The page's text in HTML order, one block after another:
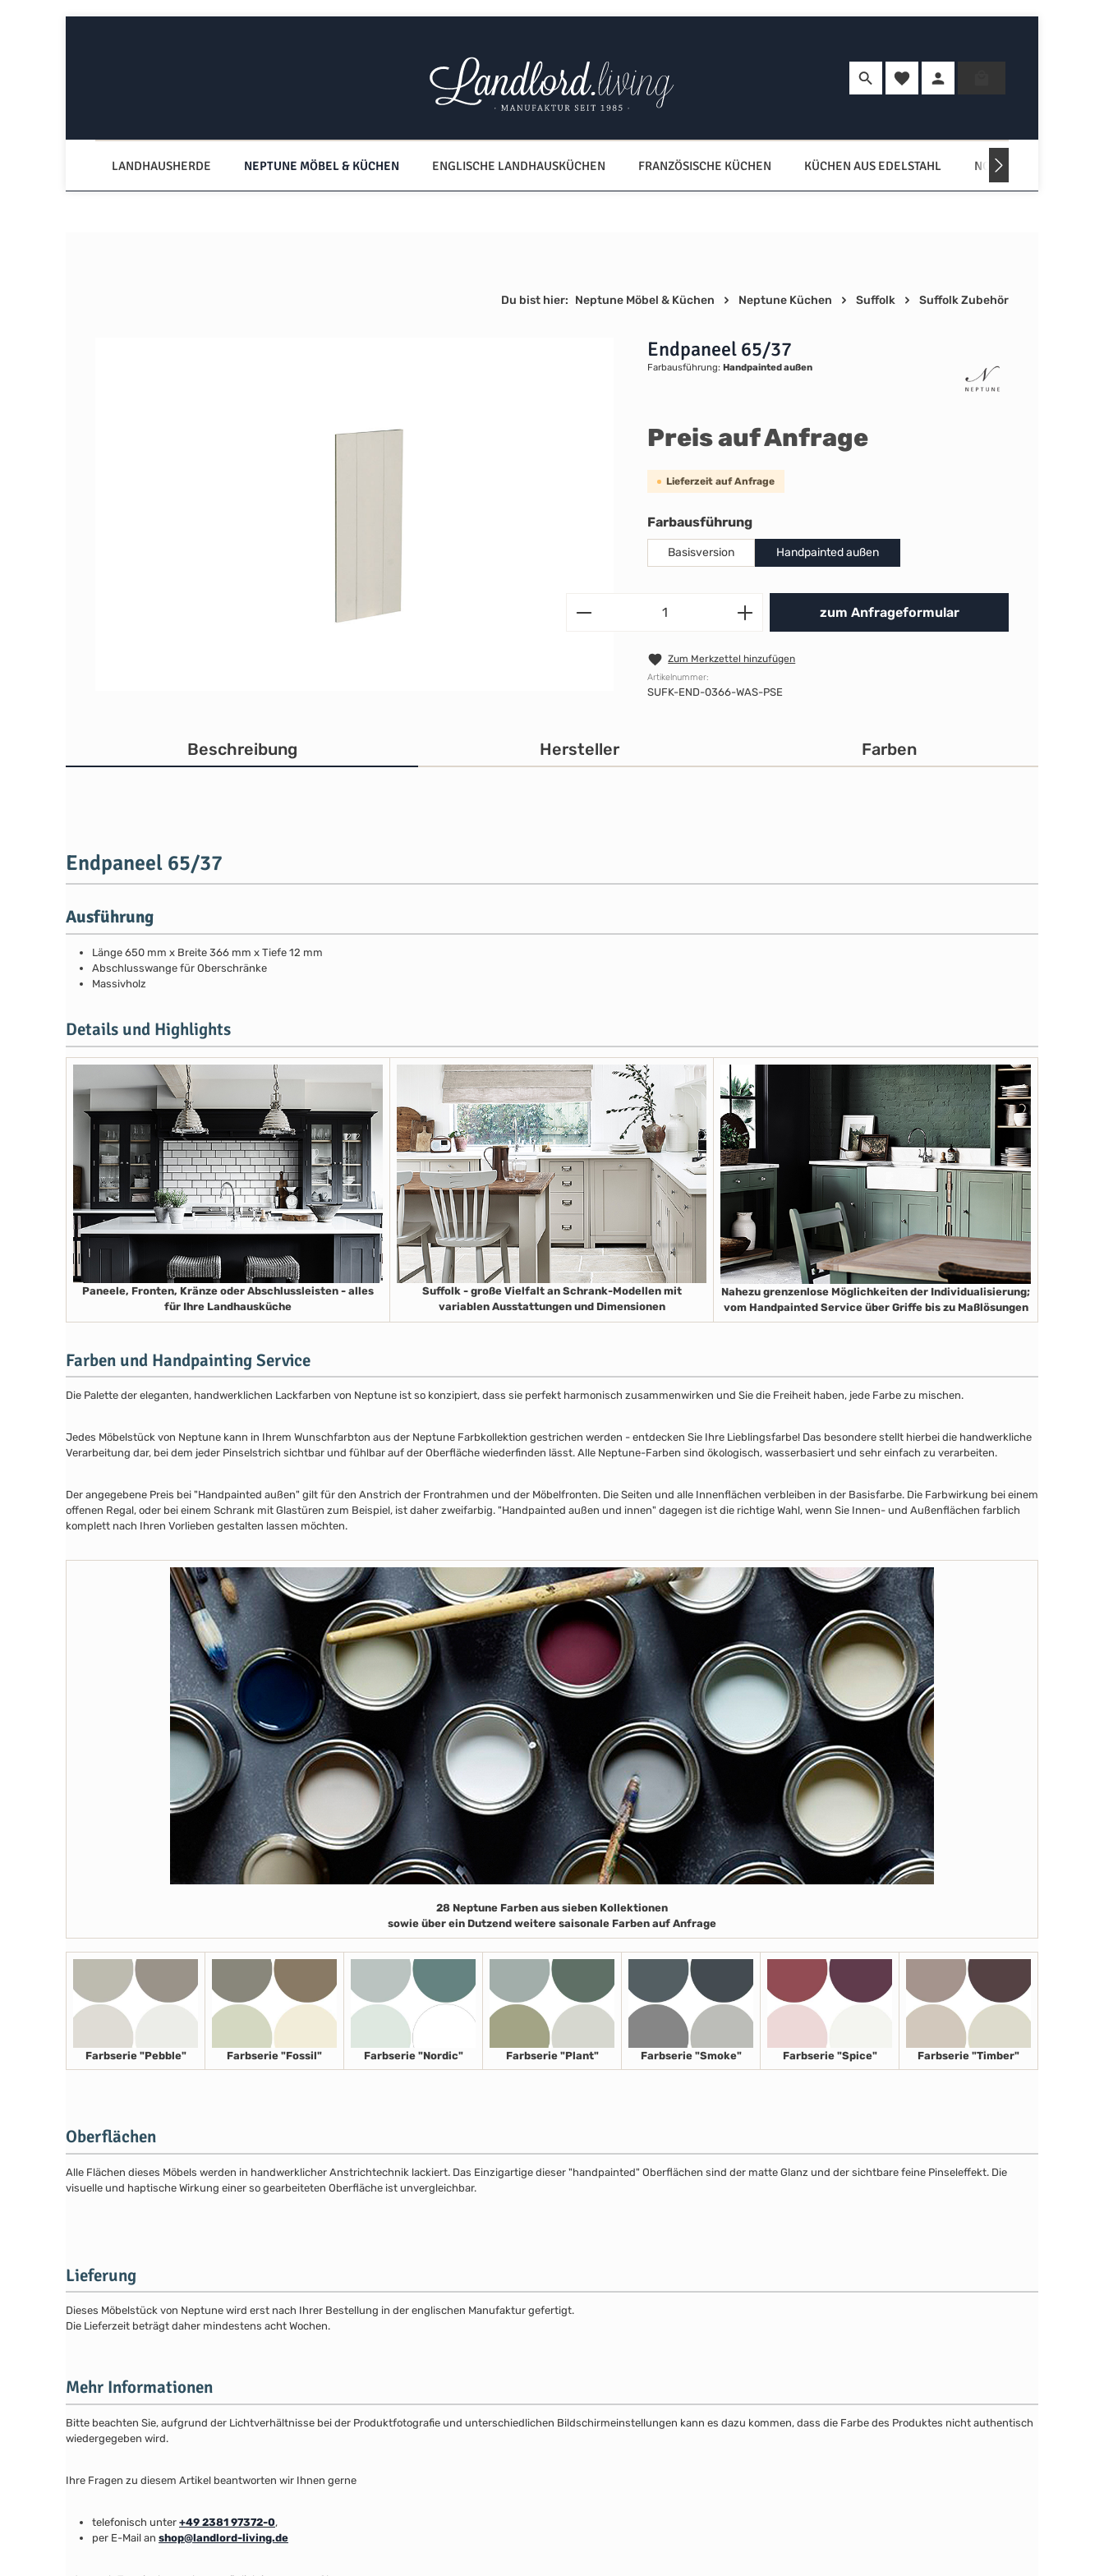
Du hast 0 Produkte auf dem Merkzettel
LANDHAUSHERDE NEPTUNE MÖBEL & KÜCHEN ENGLISCHE LANDHAUSKÜCHEN FRANZÖSISCHE KÜCHEN KÜCHEN AUS EDELSTAHL NORDISCHE KÜCHEN
Du bist hier: Neptune Möbel & Küchen Neptune Küchen Suffolk Suffolk Zubehör
Endpaneel 65/37
Farbausführung: Handpainted außen
Preis auf Anfrage
Lieferzeit auf Anfrage
Farbausführungauswählen
Basisversion Handpainted außen
Produkt Anzahl: Gib den
zum Anfrageformular
Zum Merkzettel hinzufügen
Artikelnummer:
SUFK-END-0366-WAS-PSE
Beschreibung Hersteller Farben
Endpaneel 65/37
Ausführung
Länge 650 mm x Breite 366 mm x Tiefe 12 mm
Abschlusswange für Oberschränke
Massivholz
Details und Highlights
Paneele, Fronten, Kränze oder Abschlussleisten - alles
für Ihre Landhausküche
Suffolk - große Vielfalt an Schrank-Modellen mit
variablen Ausstattungen und Dimensionen
Nahezu grenzenlose Möglichkeiten der Individualisierung;
vom Handpainted Service über Griffe bis zu Maßlösungen
Farben und Handpainting Service
Die Palette der eleganten, handwerklichen Lackfarben von Neptune ist so konzipiert, dass sie perfekt harmonisch zusammenwirken und Sie die Freiheit haben, jede Farbe zu mischen.
Jedes Möbelstück von Neptune kann in Ihrem Wunschfarbton aus der Neptune Farbkollektion gestrichen werden - entdecken Sie Ihre Lieblingsfarbe! Das besondere stellt hierbei die handwerkliche
Verarbeitung dar, bei dem jeder Pinselstrich sichtbar und fühlbar auf der Oberfläche wiederfinden lässt. Alle Neptune-Farben sind ökologisch, wasserbasiert und sehr einfach zu verarbeiten.
Der angegebene Preis bei "Handpainted außen" gilt für den Anstrich der Frontrahmen und der Möbelfronten. Die Seiten und alle Innenflächen verbleiben in der Basisfarbe. Die Farbwirkung bei einem
offenen Regal, oder bei einem Schrank mit Glastüren zum Beispiel, ist daher zweifarbig. "Handpainted außen und innen" dagegen ist die richtige Wahl, wenn Sie Innen- und Außenflächen farblich
komplett nach Ihren Vorlieben gestalten lassen möchten.
28 Neptune Farben aus sieben Kollektionen
sowie über ein Dutzend weitere saisonale Farben auf Anfrage
Farbserie "Pebble" Farbserie "Fossil" Farbserie "Nordic" Farbserie "Plant" Farbserie "Smoke" Farbserie "Spice" Farbserie "Timber"
Oberflächen
Alle Flächen dieses Möbels werden in handwerklicher Anstrichtechnik lackiert. Das Einzigartige dieser "handpainted" Oberflächen sind der matte Glanz und der sichtbare feine Pinseleffekt. Die
visuelle und haptische Wirkung einer so gearbeiteten Oberfläche ist unvergleichbar.
Lieferung
Dieses Möbelstück von Neptune wird erst nach Ihrer Bestellung in der englischen Manufaktur gefertigt.
Die Lieferzeit beträgt daher mindestens acht Wochen.
Mehr Informationen
Bitte beachten Sie, aufgrund der Lichtverhältnisse bei der Produktfotografie und unterschiedlichen Bildschirmeinstellungen kann es dazu kommen, dass die Farbe des Produktes nicht authentisch
wiedergegeben wird.
Ihre Fragen zu diesem Artikel beantworten wir Ihnen gerne
telefonisch unter +49 2381 97372-0,
per E-Mail an shop@landlord-living.de